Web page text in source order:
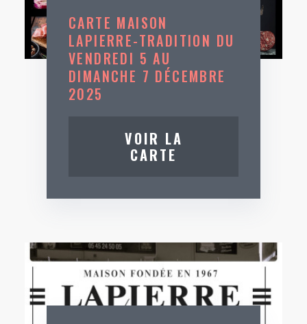
CARTE MAISON
LAPIERRE-TRADITION DU
VENDREDI 5 AU
DIMANCHE 7 DÉCEMBRE
2025
VOIR LA
CARTE